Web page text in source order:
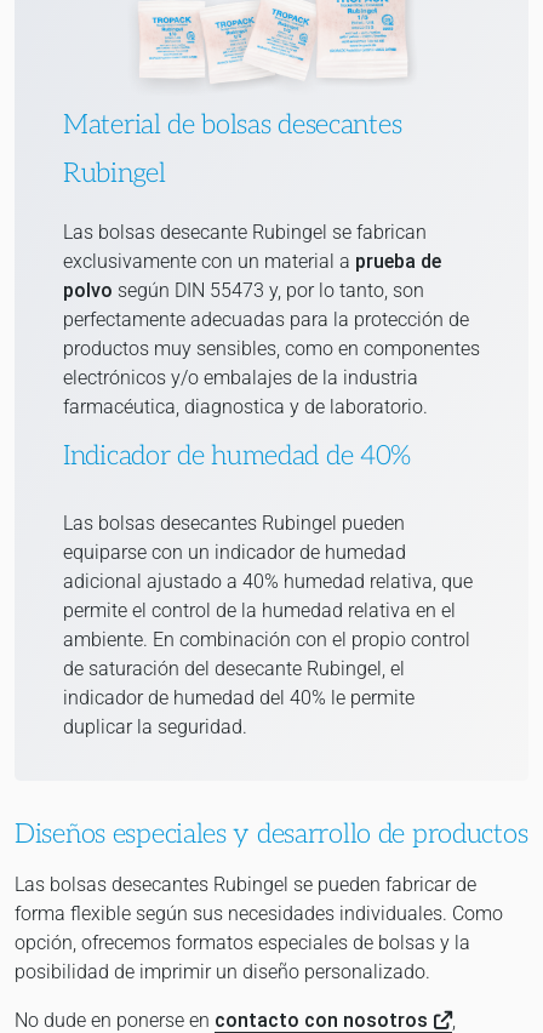
Material de bolsas desecantes
Rubingel
Las bolsas desecante Rubingel se fabrican
exclusivamente con un material a prueba de
polvo según DIN 55473 y, por lo tanto, son
perfectamente adecuadas para la protección de
productos muy sensibles, como en componentes
electrónicos y/o embalajes de la industria
farmacéutica, diagnostica y de laboratorio.
Indicador de humedad de 40%
Las bolsas desecantes Rubingel pueden
equiparse con un indicador de humedad
adicional ajustado a 40% humedad relativa, que
permite el control de la humedad relativa en el
ambiente. En combinación con el propio control
de saturación del desecante Rubingel, el
indicador de humedad del 40% le permite
duplicar la seguridad.
Diseños especiales y desarrollo de productos
Las bolsas desecantes Rubingel se pueden fabricar de
forma flexible según sus necesidades individuales. Como
opción, ofrecemos formatos especiales de bolsas y la
posibilidad de imprimir un diseño personalizado.
No dude en ponerse en contacto con nosotros
,